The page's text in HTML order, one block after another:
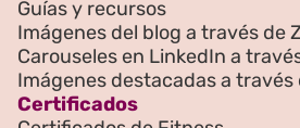
Guías y recursos
Imágenes del blog a través de
Carouseles en LinkedIn a
Imágenes destacadas a
Certificados